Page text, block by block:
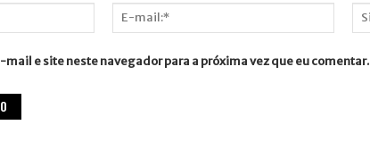
mail:*
mail e site neste navegador para a próxima vez que eu comentar.